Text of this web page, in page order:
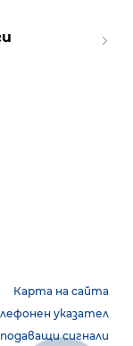
Карта на сайта
указател
сигнали